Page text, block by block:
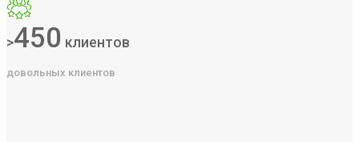
>450 клиентов
довольных клиентов